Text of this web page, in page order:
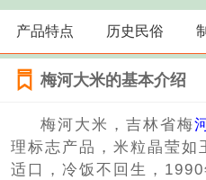
产品特点 历史民俗
梅河大米的基本介绍
梅河大米，吉林省梅
理标志产品，米粒晶莹如
适口，冷饭不回生，